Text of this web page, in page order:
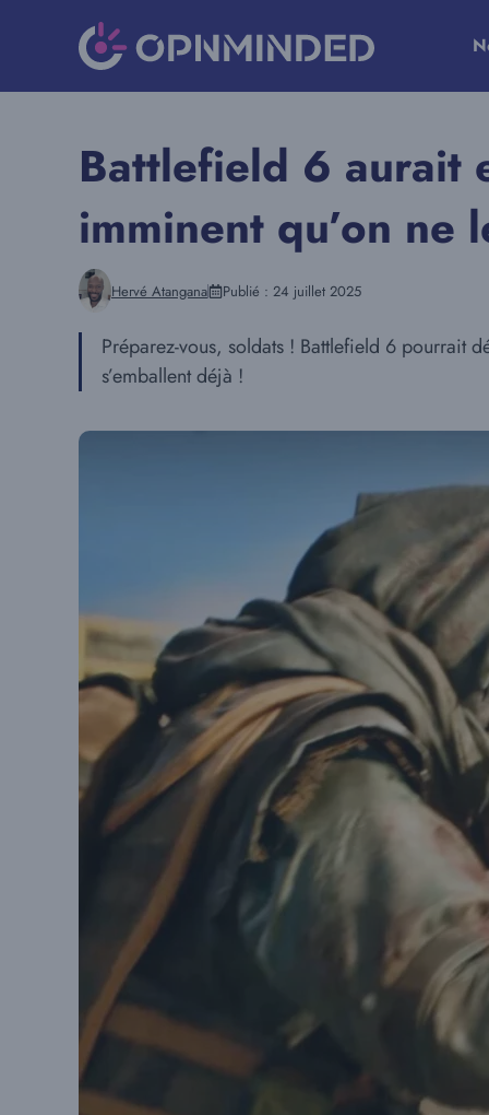
Battlefield 6 aurait
imminent qu’on ne
Hervé Atangana Publié : 24 juillet 2025
Préparez-vous, soldats ! Battlefield 6 pourrait
s’emballent déjà !